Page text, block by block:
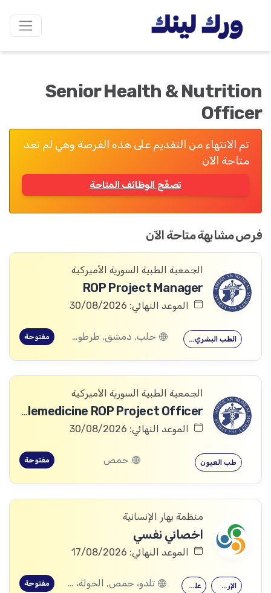
Senior Health & Nutrition
Officer
تم الانتهاء من التقديم على هذه الفرصة وهي لم تعد
متاحة الآن
تصفّح الوظائف المتاحة
فرص مشابهة متاحة الآن
الجمعية الطبية السورية الأميركية
ROP Project Manager
الموعد النهائي: 30/08/2026
الطب البشري… حلب, دمشق, طرطوس, ريف دمشق, ديرالزور, درعا, السويداء, إدلب, القنيطرة, اللاذقية, الرقة, حمص, الحسكة, حماة مفتوحة
الجمعية الطبية السورية الأميركية
Telemedicine ROP Project Officer
الموعد النهائي: 30/08/2026
طب العيون حمص مفتوحة
منظمة بهار الإنسانية
اخصائي نفسي
الموعد النهائي: 17/08/2026
علم النفس الإرشاد النفسي تلدو، حمص, الحولة، حمص مفتوحة